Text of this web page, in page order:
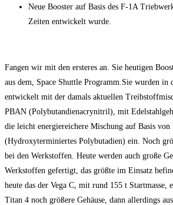
Neue Booster auf Basis des F-1A
Zeiten entwickelt wurde.
Fangen wir mit den ersteres an. Sie heutigen
aus dem, Space Shuttle Programm.Sie wurden in
entwickelt mit der damals aktuellen
PBAN (Polybutandienacrynitril), mit
die leicht energiereichere Mischung auf Basis
(Hydroxyterminiertes Polybutadien) ein. Noch
bei den Werkstoffen. Heute werden auch große
Werkstoffen gefertigt, das größte im Einsatz
heute das der Vega C, mit rund 155 t Startmasse,
Titan 4 noch größere Gehäuse, dann allerdings